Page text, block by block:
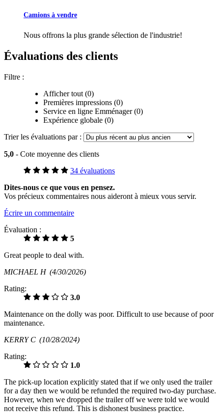
Camions à vendre
Nous offrons la plus grande sélection de l'industrie!
Évaluations des clients
Filtre :
Afficher tout (0)
Premières impressions (0)
Service en ligne Emménager (0)
Expérience globale (0)
Trier les évaluations par :
5,0 - Cote moyenne des clients
34 évaluations
Dites-nous ce que vous en pensez.
Vos précieux commentaires nous aideront à mieux vous servir.
Écrire un commentaire
Évaluation :
5
Great people to deal with.
MICHAEL H (4/30/2026)
Rating:
3.0
Maintenance on the dolly was poor. Difficult to use because of poor
maintenance.
KERRY C (10/28/2024)
Rating:
1.0
The pick-up location explicitly stated that if we only used the trailer
for a day then we would be refunded the required two-day purchase.
However, when we dropped the trailer off we were told we would
not receive this refund. This is dishonest business practice.